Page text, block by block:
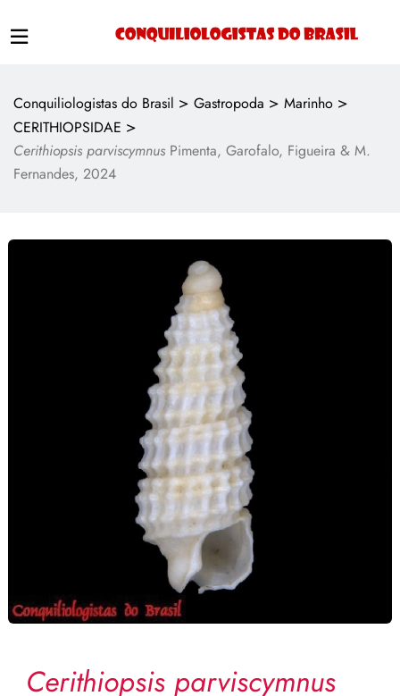
Conquiliologistas do Brasil > Gastropoda > Marinho >
CERITHIOPSIDAE >
Cerithiopsis parviscymnus Pimenta, Garofalo, Figueira & M.
Fernandes, 2024
Cerithiopsis parviscymnus